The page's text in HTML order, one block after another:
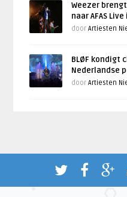
Weezer
naar AFAS
doorArtiesten
BLØF kondigt
Nederlandse
doorArtiesten